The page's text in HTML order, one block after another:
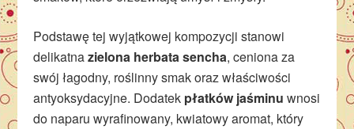
Podstawę tej wyjątkowej kompozycji stanowi
delikatnazielona herbata sencha, ceniona za
swój łagodny, roślinny smak oraz właściwości
antyoksydacyjne. Dodatek płatków jaśminu wnosi
do naparu wyrafinowany, kwiatowy aromat, który